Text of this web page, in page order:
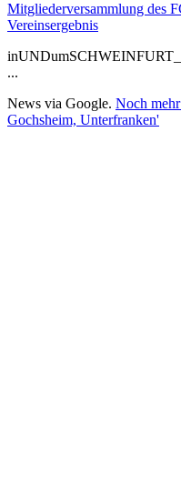
Mitgliederversammlung des
Vereinsergebnis
...
News via Google. Noch
Gochsheim, Unterfranken'